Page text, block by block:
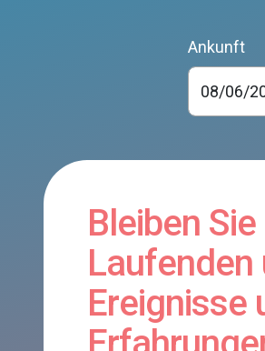
Ankunft
Bleiben
Laufenden
Ereignisse